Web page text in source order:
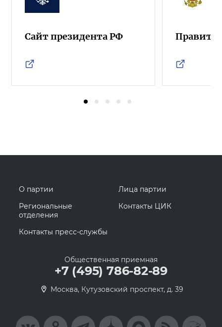
Сайт президента РФ
О партии
Лица партии
Региональные
отделения
Контакты ЦИК
Контакты пресс-службы
Общественная приемная
+7 (495) 786-82-89
Москва, Кутузовский проспект, д. 39